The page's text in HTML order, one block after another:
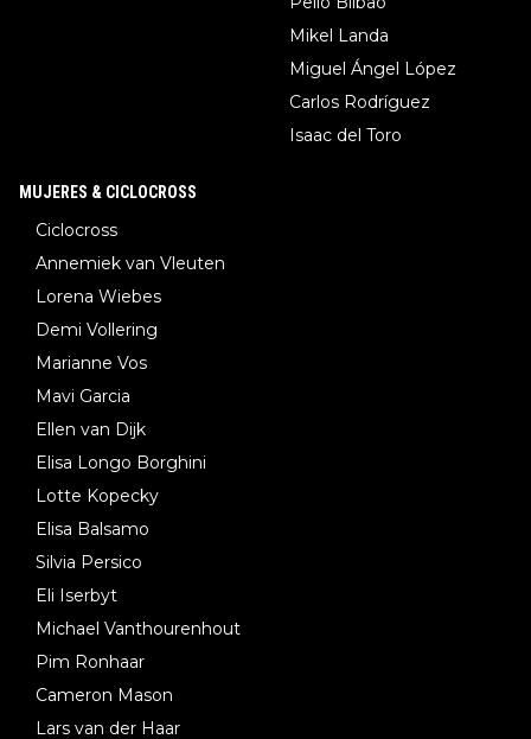
Mikel Landa
Miguel Ángel López
Carlos Rodríguez
Isaac del Toro
MUJERES & CICLOCROSS
Ciclocross
Annemiek van Vleuten
Lorena Wiebes
Demi Vollering
Marianne Vos
Mavi Garcia
Ellen van Dijk
Elisa Longo Borghini
Lotte Kopecky
Elisa Balsamo
Silvia Persico
Eli Iserbyt
Michael Vanthourenhout
Pim Ronhaar
Cameron Mason
Lars van der Haar